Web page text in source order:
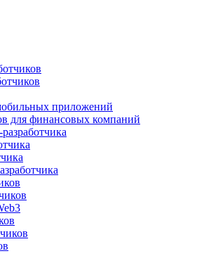
приложений
для финансовых компаний